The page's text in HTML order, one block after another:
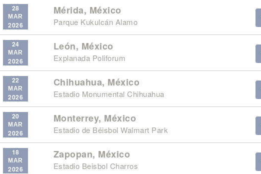
28
MAR
2026
Mérida, México
Parque Kukulcán Alamo
24
MAR
2026
León, México
Explanada Poliforum
22
MAR
2026
Chihuahua, México
Estadio Monumental Chihuahua
20
MAR
2026
Monterrey, México
Estadio de Béisbol Walmart Park
18
MAR
2026
Zapopan, México
Estadio Beisbol Charros